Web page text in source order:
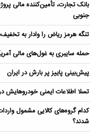
جنوبی
تنگه هرمز ریاض را وادار به
حمله سایبری به غول‌های مالی
پیش‌بینی پاییز پر بارش در ایران
تسلا اطلاعات ایمنی خودروهایش
کدام گروه‌های کالایی مشمول
شدند؟